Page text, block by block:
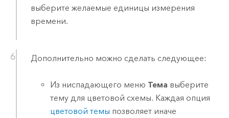
выберите желаемые единицы измерения
времени.
Дополнительно можно сделать следующее:
Из ниспадающего меню Тема выберите
тему для цветовой схемы. Каждая опция
цветовой темы позволяет иначе